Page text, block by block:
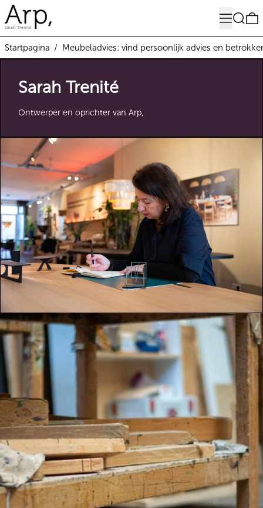
MenuZoeken
Startpagina / Meubeladvies: vind persoonlijk advies en
Sarah Trenité
Ontwerper en oprichter van Arp,